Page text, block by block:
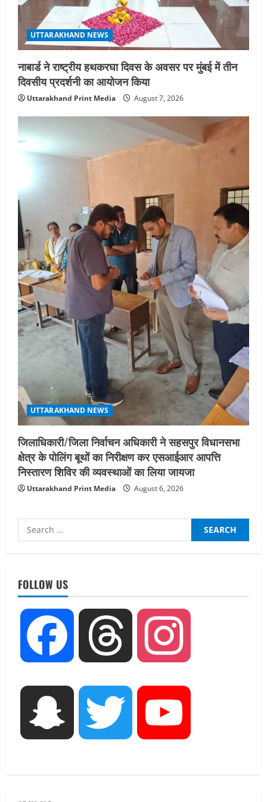
UTTARAKHAND NEWS
नाबार्ड ने राष्ट्रीय हथकरघा दिवस के अवसर पर मुंबई में तीन
दिवसीय प्रदर्शनी का आयोजन किया
Uttarakhand Print Media August 7, 2026
UTTARAKHAND NEWS
जिलाधिकारी/जिला निर्वाचन अधिकारी ने सहसपुर विधानसभा
क्षेत्र के पोलिंग बूथों का निरीक्षण कर एसआईआर आपत्ति
निस्तारण शिविर की व्यवस्थाओं का लिया जायजा
Uttarakhand Print Media August 6, 2026
Search
for:
FOLLOW US
Facebook Threads
Snapchat Twitter
August 7, 2026
UTTARAKHAND NEWS
जिलाधिकारी/जिला निर्वाचन अधिकारी ने
सहसपुर विधानसभा क्षेत्र के पोलिंग बूथों का
August 6, 2026
UTTARAKHAND NEWS
तीलू रौतेली पुरस्कार के लिए 13 वीरांगनाओं का
चयन : रेखा आर्या